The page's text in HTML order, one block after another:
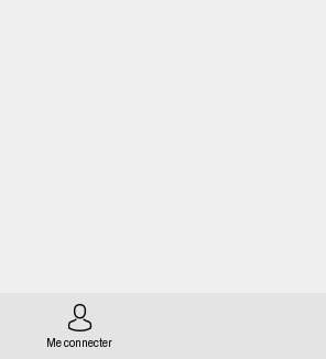
Me connecter